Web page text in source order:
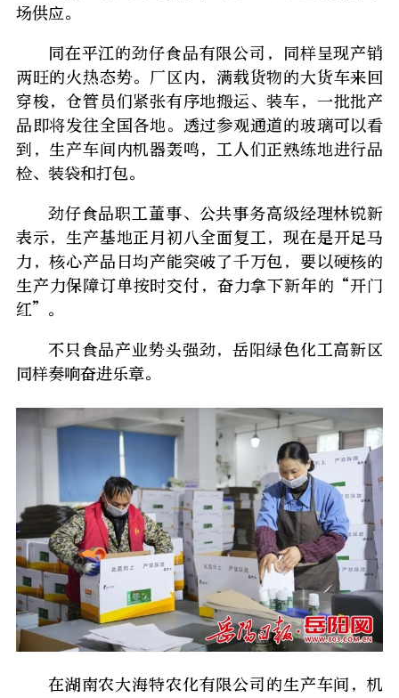
场供应。
同在平江的劲仔食品有限公司，同样呈现产销
两旺的火热态势。厂区内，满载货物的大货车来回
穿梭，仓管员们紧张有序地搬运、装车，一批批产
品即将发往全国各地。透过参观通道的玻璃可以看
到，生产车间内机器轰鸣，工人们正熟练地进行品
检、装袋和打包。
劲仔食品职工董事、公共事务高级经理林锐新
表示，生产基地正月初八全面复工，现在是开足马
力，核心产品日均产能突破了千万包，要以硬核的
生产力保障订单按时交付，奋力拿下新年的“开门
红”。
不只食品产业势头强劲，岳阳绿色化工高新区
同样奏响奋进乐章。
在湖南农大海特农化有限公司的生产车间，机